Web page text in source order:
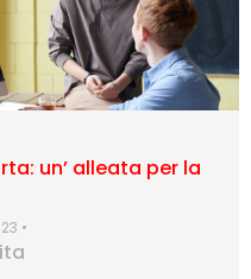
un’ alleata per la
•